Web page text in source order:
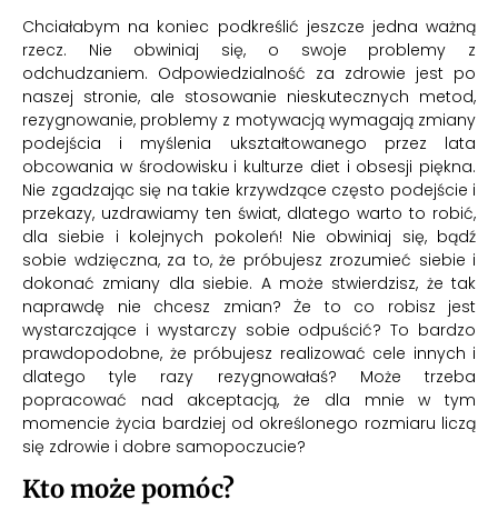
Chciałabym na koniec podkreślić jeszcze jedna ważną
rzecz. Nie obwiniaj się, o swoje problemy z
odchudzaniem. Odpowiedzialność za zdrowie jest po
naszej stronie, ale stosowanie nieskutecznych metod,
rezygnowanie, problemy z motywacją wymagają zmiany
podejścia i myślenia ukształtowanego przez lata
obcowania w środowisku i kulturze diet i obsesji piękna.
Nie zgadzając się na takie krzywdzące często podejście i
przekazy, uzdrawiamy ten świat, dlatego warto to robić,
dla siebie i kolejnych pokoleń! Nie obwiniaj się, bądź
sobie wdzięczna, za to, że próbujesz zrozumieć siebie i
dokonać zmiany dla siebie. A może stwierdzisz, że tak
naprawdę nie chcesz zmian? Że to co robisz jest
wystarczające i wystarczy sobie odpuścić? To bardzo
prawdopodobne, że próbujesz realizować cele innych i
dlatego tyle razy rezygnowałaś? Może trzeba
popracować nad akceptacją, że dla mnie w tym
momencie życia bardziej od określonego rozmiaru liczą
się zdrowie i dobre samopoczucie?
Kto może pomóc?